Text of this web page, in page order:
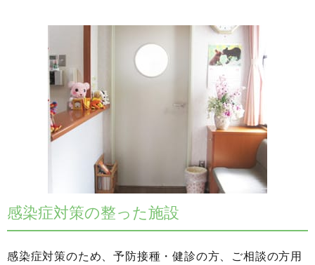
感染症対策の整った施設
感染症対策のため、予防接種・健診の方、ご相談の方用